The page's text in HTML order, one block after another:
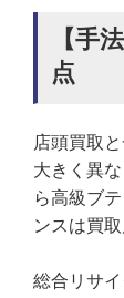
【手
点
店頭買取
大きく異
ら高級ブ
ンスは買
総合リサ